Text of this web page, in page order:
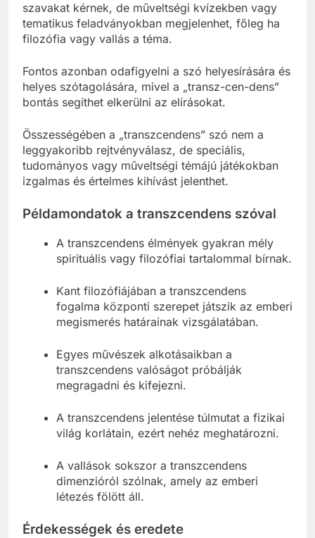
szavakat kérnek, de műveltségi kvízekben vagy
tematikus feladványokban megjelenhet, főleg ha
filozófia vagy vallás a téma.
Fontos azonban odafigyelni a szó helyesírására és
helyes szótagolására, mivel a „transz-cen-dens”
bontás segíthet elkerülni az elírásokat.
Összességében a „transzcendens” szó nem a
leggyakoribb rejtvényválasz, de speciális,
tudományos vagy műveltségi témájú játékokban
izgalmas és értelmes kihívást jelenthet.
Példamondatok a transzcendens szóval
A transzcendens élmények gyakran mély
spirituális vagy filozófiai tartalommal bírnak.
Kant filozófiájában a transzcendens
fogalma központi szerepet játszik az emberi
megismerés határainak vizsgálatában.
Egyes művészek alkotásaikban a
transzcendens valóságot próbálják
megragadni és kifejezni.
A transzcendens jelentése túlmutat a fizikai
világ korlátain, ezért nehéz meghatározni.
A vallások sokszor a transzcendens
dimenzióról szólnak, amely az emberi
létezés fölött áll.
Érdekességek és eredete